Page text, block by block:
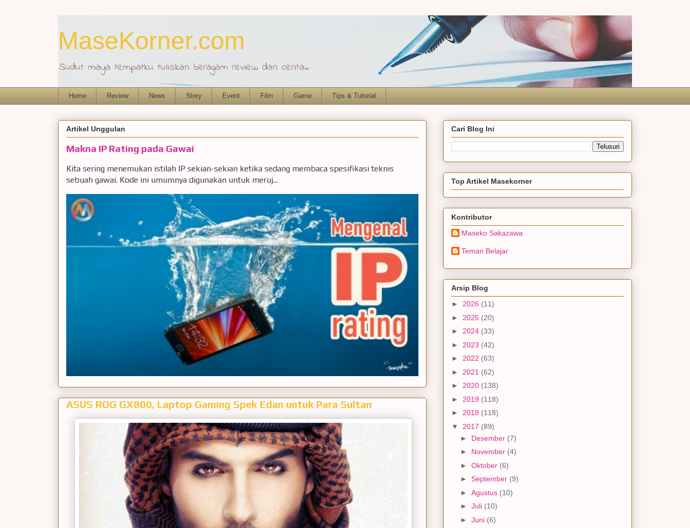
MaseKorner.com
Sudut maya tempatku tuliskan beragam review dan cerita..
Home Review News Story Event Film Game Tips & Tutorial
Artikel Unggulan
Makna IP Rating pada Gawai
Kita sering menemukan istilah IP sekian-sekian ketika sedang membaca spesifikasi teknis
sebuah gawai. Kode ini umumnya digunakan untuk meruj...
ASUS ROG GX800, Laptop Gaming Spek Edan untuk Para Sultan
Cari Blog Ini
Top Artikel Masekorner
Kontributor
Maseko Sakazawa
Teman Belajar
Arsip Blog
► 2026 (11)
► 2025 (20)
► 2024 (33)
► 2023 (42)
► 2022 (63)
► 2021 (62)
► 2020 (138)
► 2019 (118)
► 2018 (118)
▼ 2017 (89)
► Desember (7)
► November (4)
► Oktober (6)
► September (9)
► Agustus (10)
► Juli (10)
► Juni (6)